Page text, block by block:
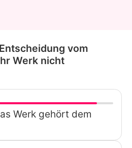
vom
Werk nicht
Werk gehört dem